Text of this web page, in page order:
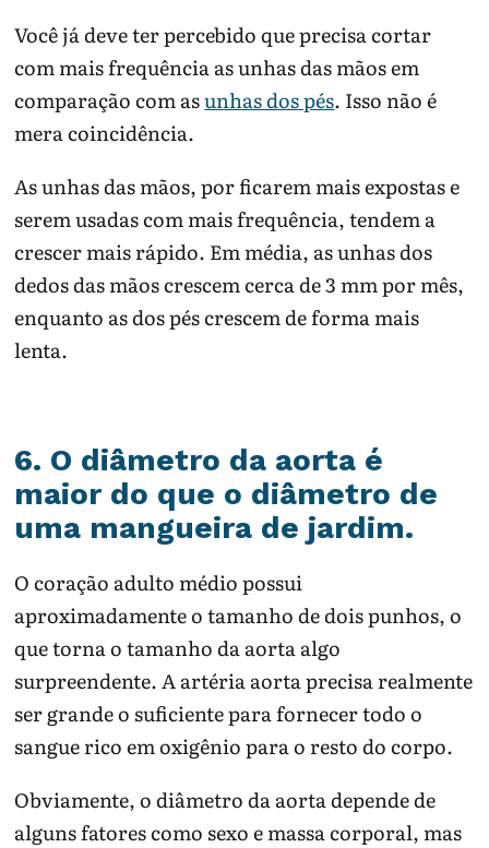
Você já deve ter percebido que precisa cortar
com mais frequência as unhas das mãos em
comparação com asunhas dos pés. Isso não é
mera coincidência.
As unhas das mãos, por ficarem mais expostas e
serem usadas com mais frequência, tendem a
crescer mais rápido. Em média, as unhas dos
dedos das mãos crescem cerca de 3 mm por mês,
enquanto as dos pés crescem de forma mais
lenta.
6. O diâmetro da aorta é
maior do que o diâmetro de
uma mangueira de jardim.
O coração adulto médio possui
aproximadamente o tamanho de dois punhos, o
que torna o tamanho da aorta algo
surpreendente. A artéria aorta precisa realmente
ser grande o suficiente para fornecer todo o
sangue rico em oxigênio para o resto do corpo.
Obviamente, o diâmetro da aorta depende de
alguns fatores como sexo e massa corporal, mas